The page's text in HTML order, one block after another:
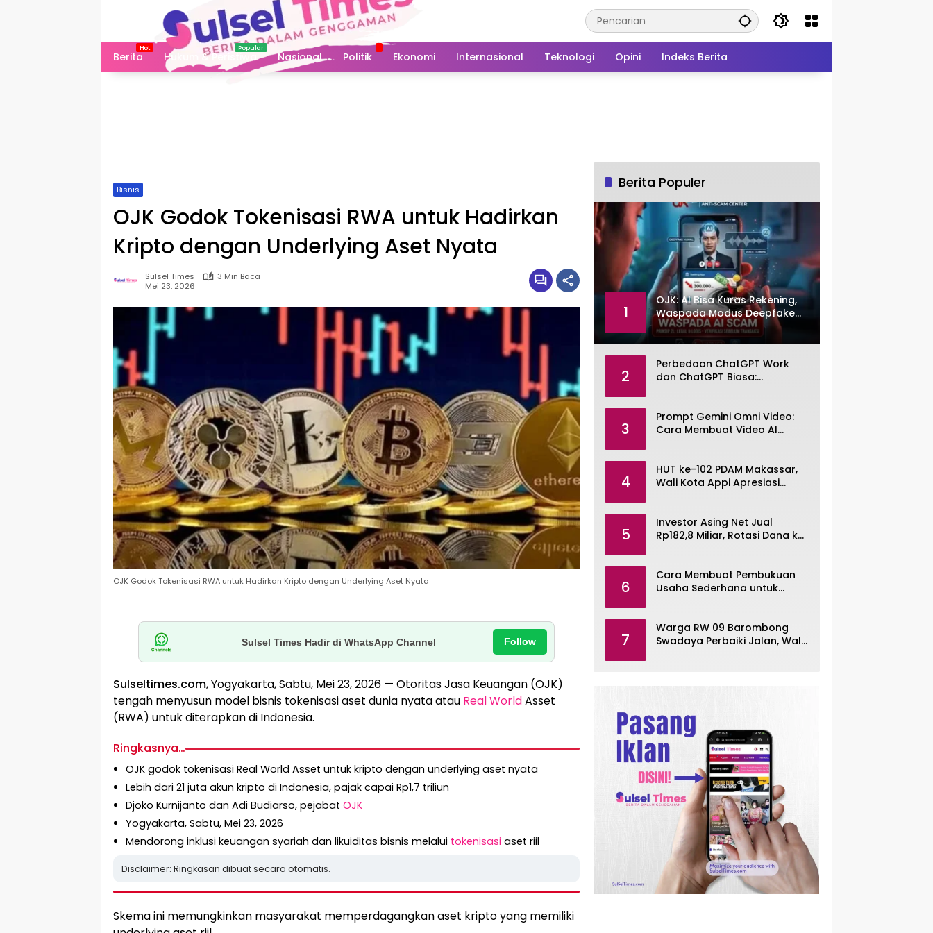
Berita
Hukum & Peristiwa Nasional Politik Ekonomi Internasional Teknologi Opini Indeks Berita
Bisnis
OJK Godok Tokenisasi RWA untuk Hadirkan
Kripto dengan Underlying Aset Nyata
Sulsel Times
3 Min Baca
Mei 23, 2026
OJK Godok Tokenisasi RWA untuk Hadirkan Kripto dengan Underlying Aset Nyata
Sulsel Times Hadir di WhatsApp Channel Follow
Sulseltimes.com, Yogyakarta, Sabtu, Mei 23, 2026 — Otoritas Jasa Keuangan (OJK)
tengah menyusun model bisnis tokenisasi aset dunia nyata atau Real WorldAsset
(RWA) untuk diterapkan di Indonesia.
Ringkasnya…
OJK godok tokenisasi Real World Asset untuk kripto dengan underlying aset nyata
Lebih dari 21 juta akun kripto di Indonesia, pajak capai Rp1,7 triliun
Djoko Kurnijanto dan Adi Budiarso, pejabat OJK
Yogyakarta, Sabtu, Mei 23, 2026
Mendorong inklusi keuangan syariah dan likuiditas bisnis melalui tokenisasi aset riil
Disclaimer: Ringkasan dibuat secara otomatis.
Skema ini memungkinkan masyarakat memperdagangkan aset kripto yang memiliki
Berita Populer
1
OJK: AI Bisa Kuras Rekening,
Waspada Modus Deepfake
dan Voice Cloning
2
Perbedaan ChatGPT Work
dan ChatGPT Biasa:
3
Prompt Gemini Omni Video:
Cara Membuat Video AI
4
HUT ke-102 PDAM Makassar,
Wali Kota Appi Apresiasi
5
Investor Asing Net Jual
Rp182,8 Miliar, Rotasi Dana ke
6
Cara Membuat Pembukuan
Usaha Sederhana untuk
7
Warga RW 09 Barombong
Swadaya Perbaiki Jalan, Wali